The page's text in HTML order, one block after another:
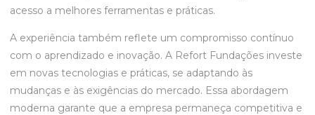
acesso a melhores ferramentas e práticas.
A experiência também reflete um compromisso contínuo
com o aprendizado e inovação. A Refort Fundações investe
em novas tecnologias e práticas, se adaptando às
mudanças e às exigências do mercado. Essa abordagem
moderna garante que a empresa permaneça competitiva e